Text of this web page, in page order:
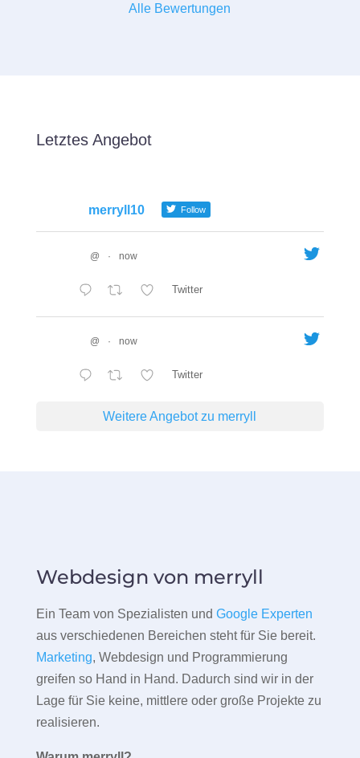
Alle Bewertungen
Letztes Angebot
merryll10 Follow
@ · now
Twitter
@ · now
Twitter
Weitere Angebot zu merryll
Webdesign von merryll
Ein Team von Spezialisten und Google Experten
aus verschiedenen Bereichen steht für Sie bereit.
Marketing, Webdesign und Programmierung
greifen so Hand in Hand. Dadurch sind wir in der
Lage für Sie keine, mittlere oder große Projekte zu
realisieren.